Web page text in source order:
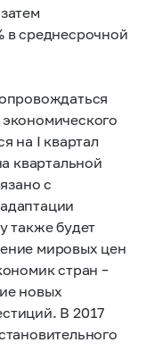
в среднесрочной
на I квартал
квартальной
с
также будет
мировых цен
стран –
новых
В 2017